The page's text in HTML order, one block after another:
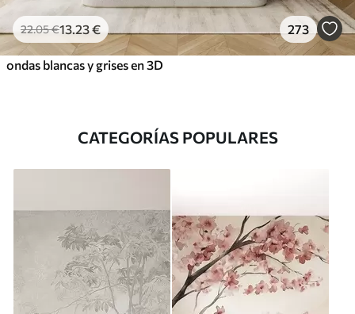
22.05€13 .23€ 273
ondas blancas y grises en 3D
CATEGORÍAS POPULARES